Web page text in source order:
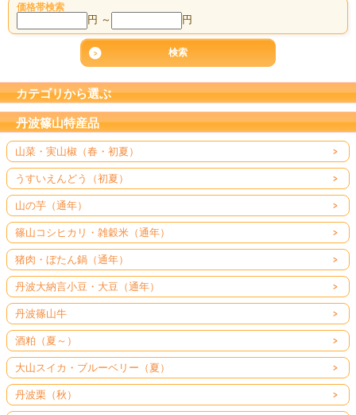
価格帯検索
円 ～ 円
カテゴリから選ぶ
丹波篠山特産品
山菜・実山椒（春・初夏）
うすいえんどう（初夏）
山の芋（通年）
篠山コシヒカリ・雑穀米（通年）
猪肉・ぼたん鍋（通年）
丹波大納言小豆・大豆（通年）
丹波篠山牛
酒粕（夏～）
大山スイカ・ブルーベリー（夏）
丹波栗（秋）